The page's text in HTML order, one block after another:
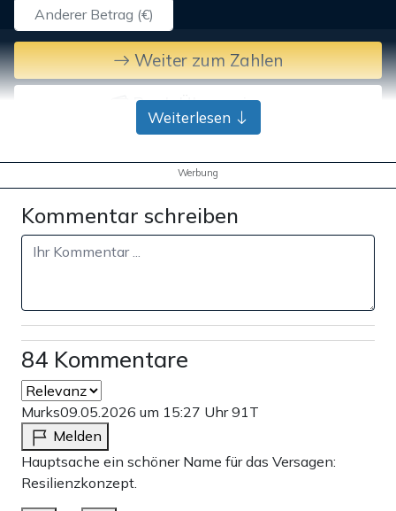
Weiter zum Zahlen
Bank-Überweisung
Weiterlesen
Werbung
Kommentar schreiben
84 Kommentare
Murks09.05.2026 um 15:27 Uhr91T
Melden
Hauptsache ein schöner Name für das Versagen:
Resilienzkonzept.